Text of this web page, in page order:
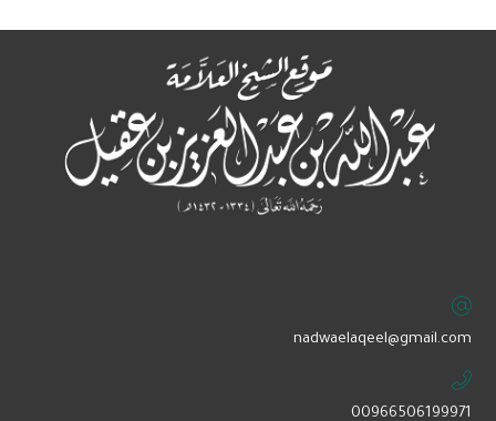
‏nadwaelaqeel@gmail.com
00966506199971